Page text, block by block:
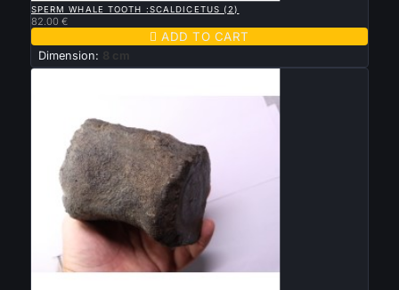
SPERM WHALE TOOTH :SCALDICETUS (2)
82.00 €
 ADD TO CART
Dimension: 8 cm